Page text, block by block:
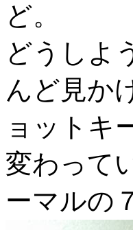
ど。
どうしよ
んど見か
ョットキ
変わって
ーマルの